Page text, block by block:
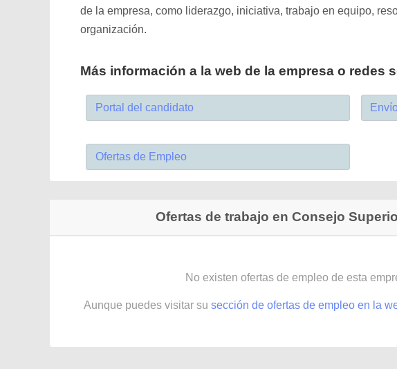
de la empresa, como liderazgo, iniciativa, trabajo en equipo,
organización.
Más información a la web de la empresa o redes
Portal del candidato
Ofertas de Empleo
Ofertas de trabajo en Consejo
No existen ofertas de empleo de esta
Aunque puedes visitar su sección de ofertas de empleo en la